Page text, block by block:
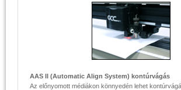
AAS II (Automatic Align System) kontúrvágás
Az előnyomott médiákon könnyedén lehet